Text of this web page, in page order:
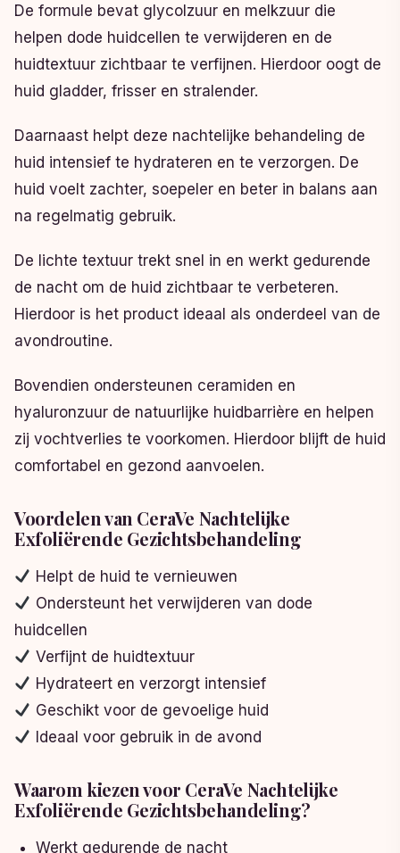
De formule bevat glycolzuur en melkzuur die
helpen dode huidcellen te verwijderen en de
huidtextuur zichtbaar te verfijnen. Hierdoor oogt de
huid gladder, frisser en stralender.
Daarnaast helpt deze nachtelijke behandeling de
huid intensief te hydrateren en te verzorgen. De
huid voelt zachter, soepeler en beter in balans aan
na regelmatig gebruik.
De lichte textuur trekt snel in en werkt gedurende
de nacht om de huid zichtbaar te verbeteren.
Hierdoor is het product ideaal als onderdeel van de
avondroutine.
Bovendien ondersteunen ceramiden en
hyaluronzuur de natuurlijke huidbarrière en helpen
zij vochtverlies te voorkomen. Hierdoor blijft de huid
comfortabel en gezond aanvoelen.
Voordelen van CeraVe Nachtelijke
Exfoliërende Gezichtsbehandeling
Helpt de huid te vernieuwen
Ondersteunt het verwijderen van dode
huidcellen
Verfijnt de huidtextuur
Hydrateert en verzorgt intensief
Geschikt voor de gevoelige huid
Ideaal voor gebruik in de avond
Waarom kiezen voor CeraVe Nachtelijke
Exfoliërende Gezichtsbehandeling?
Werkt gedurende de nacht